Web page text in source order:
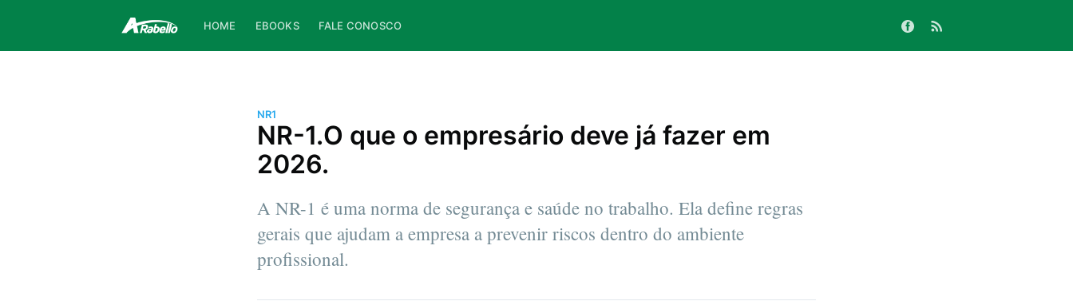
HOME EBOOKS FALE CONOSCO
NR1
NR-1.O que o empresário deve já fazer em
2026.
A NR-1 é uma norma de segurança e saúde no trabalho. Ela define regras
gerais que ajudam a empresa a prevenir riscos dentro do ambiente
profissional.
Gabriela Rabello
Advogada e Contadora.